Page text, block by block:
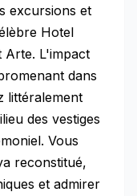
excursions et
Hotel
Arte. L'impact
dans
littéralement
des vestiges
Vous
reconstitué,
et admirer